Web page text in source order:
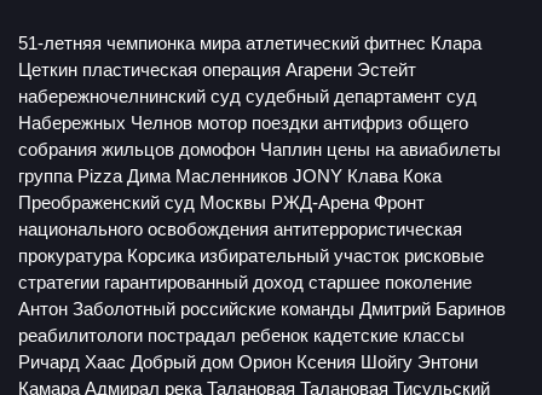
51-летняя чемпионка мира атлетический фитнес Клара
Цеткин пластическая операция Агарени Эстейт
набережночелнинский суд судебный департамент суд
Набережных Челнов мотор поездки антифриз общего
собрания жильцов домофон Чаплин цены на авиабилеты
группа Pizza Дима Масленников JONY Клава Кока
Преображенский суд Москвы РЖД-Арена Фронт
национального освобождения антитеррористическая
прокуратура Корсика избирательный участок рисковые
стратегии гарантированный доход старшее поколение
Антон Заболотный российские команды Дмитрий Баринов
реабилитологи пострадал ребенок кадетские классы
Ричард Хаас Добрый дом Орион Ксения Шойгу Энтони
Камара Адмирал река Талановая Талановая Тисульский